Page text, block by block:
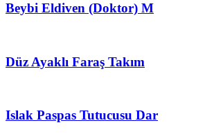
Beybi Eldiven (Doktor) M
Düz Ayaklı Faraş Takım
Islak Paspas Tutucusu Dar